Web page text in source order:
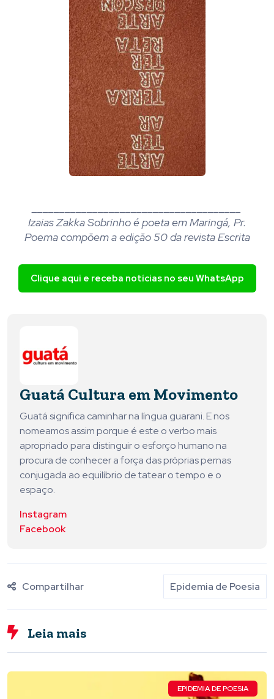
Izaias Zakka Sobrinho é poeta em Maringá, Pr.
Poema compõem a edição 50 da revista Escrita
Clique aqui e receba notícias no seu WhatsApp
Guatá Cultura em Movimento
Guatá significa caminhar na língua guarani. E nos
nomeamos assim porque é este o verbo mais
apropriado para distinguir o esforço humano na
procura de conhecer a força das próprias pernas
conjugada ao equilíbrio de tatear o tempo e o
espaço.
Instagram
Facebook
Compartilhar Epidemia de Poesia
Leia mais
EPIDEMIA DE POESIA